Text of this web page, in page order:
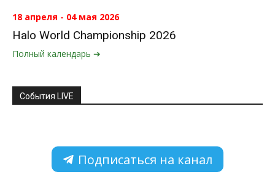
18 апреля - 04 мая 2026
Halo World Championship 2026
Полный календарь ➔
События LIVE
Подписаться на канал